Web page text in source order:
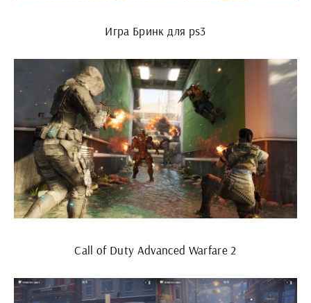
Игра Бринк для ps3
Call of Duty Advanced Warfare 2